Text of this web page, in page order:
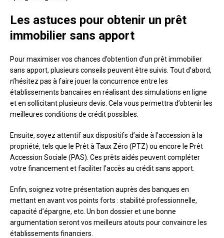
Les astuces pour obtenir un prêt
immobilier sans apport
Pour maximiser vos chances d’obtention d’un prêt immobilier
sans apport, plusieurs conseils peuvent être suivis. Tout d’abord,
n’hésitez pas à faire jouer la concurrence entre les
établissements bancaires en réalisant des simulations en ligne
et en sollicitant plusieurs devis. Cela vous permettra d’obtenir les
meilleures conditions de crédit possibles.
Ensuite, soyez attentif aux dispositifs d’aide à l’accession à la
propriété, tels que le Prêt à Taux Zéro (PTZ) ou encore le Prêt
Accession Sociale (PAS). Ces prêts aidés peuvent compléter
votre financement et faciliter l’accès au crédit sans apport.
Enfin, soignez votre présentation auprès des banques en
mettant en avant vos points forts : stabilité professionnelle,
capacité d’épargne, etc. Un bon dossier et une bonne
argumentation seront vos meilleurs atouts pour convaincre les
établissements financiers.